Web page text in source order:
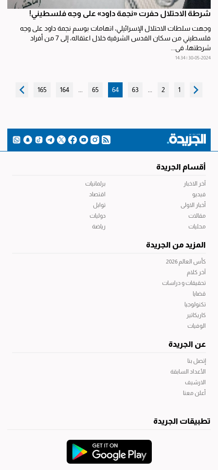
شرطة الاحتلال حفرت «نجمة داود» على وجه فلسطيني!
وجهت سلطات الاحتلال الإسرائيلي، اتهامات بوسم نجمة داود على وجه
فلسطيني من سكان القدس الشرقية خلال اعتقاله، إلى 7 من أفراد
شرطتها، في...
30-05-2024 | 14:34
1
2
63
64
65
164
165
أقسام الجريدة
آخر الاخبار
فيديو
أخبار الاولى
مقالات
محليات
برلمانيات
اقتصاد
توابل
دوليات
رياضة
المزيد من الجريدة
كأس العالم 2026
آخر كلام
تحقيقات و دراسات
قضايا
تكنولوجيا
كاريكاتير
الوفيات
عن الجريدة
إتصل بنا
الأعداد السابقة
الارشيف
أعلن معنا
تطبيقات الجريدة